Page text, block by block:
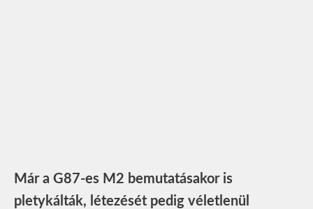
Már a G87-es M2 bemutatásakor is
pletykálták, létezését pedig véletlenül